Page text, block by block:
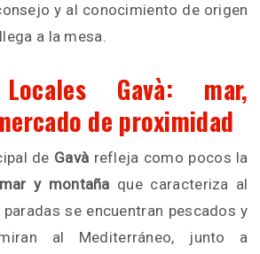
y al conocimiento de origen
a la mesa.
Gavà: mar,
de proximidad
de Gavà refleja como pocos la
mar y montaña que caracteriza al
se encuentran pescados y
al Mediterráneo, junto a